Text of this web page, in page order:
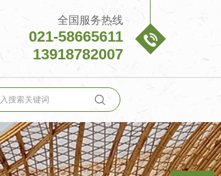
全国服务热线
021-58665611
13918782007

